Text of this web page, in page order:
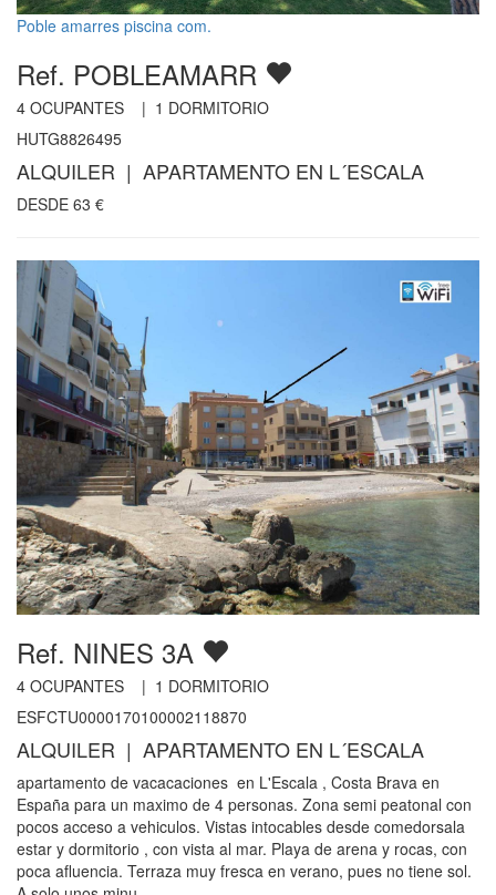
Poble amarres piscina com.
Ref. POBLEAMARR
4 OCUPANTES | 1 DORMITORIO
HUTG8826495
ALQUILER | APARTAMENTO EN L´ESCALA
DESDE 63 €
Ref. NINES 3A
4 OCUPANTES | 1 DORMITORIO
ESFCTU0000170100002118870
ALQUILER | APARTAMENTO EN L´ESCALA
apartamento de vacacaciones en L'Escala , Costa Brava en
España para un maximo de 4 personas. Zona semi peatonal con
pocos acceso a vehiculos. Vistas intocables desde comedorsala
estar y dormitorio , con vista al mar. Playa de arena y rocas, con
poca afluencia. Terraza muy fresca en verano, pues no tiene sol.